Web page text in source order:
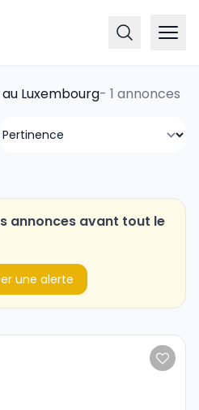
au Luxembourg- 1 annonces
annonces avant tout le
une alerte